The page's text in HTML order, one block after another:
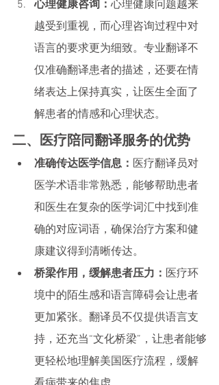
心理健康咨询： 心理健康问题越来
越受到重视，而心理咨询过程中对
语言的要求更为细致。专业翻译不
仅准确翻译患者的描述，还要在情
绪表达上保持真实，让医生全面了
解患者的情感和心理状态。
二、医疗陪同翻译服务的优势
准确传达医学信息： 医疗翻译员对
医学术语非常熟悉，能够帮助患者
和医生在复杂的医学词汇中找到准
确的对应词语，确保治疗方案和健
康建议得到清晰传达。
桥梁作用，缓解患者压力： 医疗环
境中的陌生感和语言障碍会让患者
更加紧张。翻译员不仅提供语言支
持，还充当“文化桥梁”，让患者能够
更轻松地理解美国医疗流程，缓解